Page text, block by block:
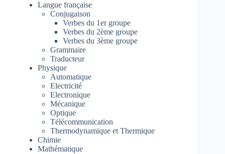
Langue française
Conjugaison
Verbes du 1er groupe
Verbes du 2ème groupe
Verbes du 3ème groupe
Grammaire
Traducteur
Physique
Automatique
Electricité
Electronique
Mécanique
Optique
Télécommunication
Thermodynamique et Thermique
Chimie
Mathématique